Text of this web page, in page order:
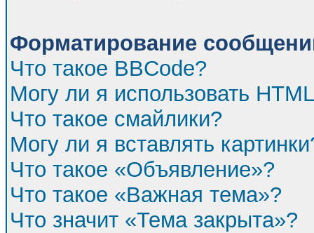
Форматирование
Что такое BBCode?
Могу ли я использовать
Что такое смайлики?
Могу ли я вставлять
Что такое «Объявление»?
Что такое «Важная тема»?
Что значит «Тема закрыта»?